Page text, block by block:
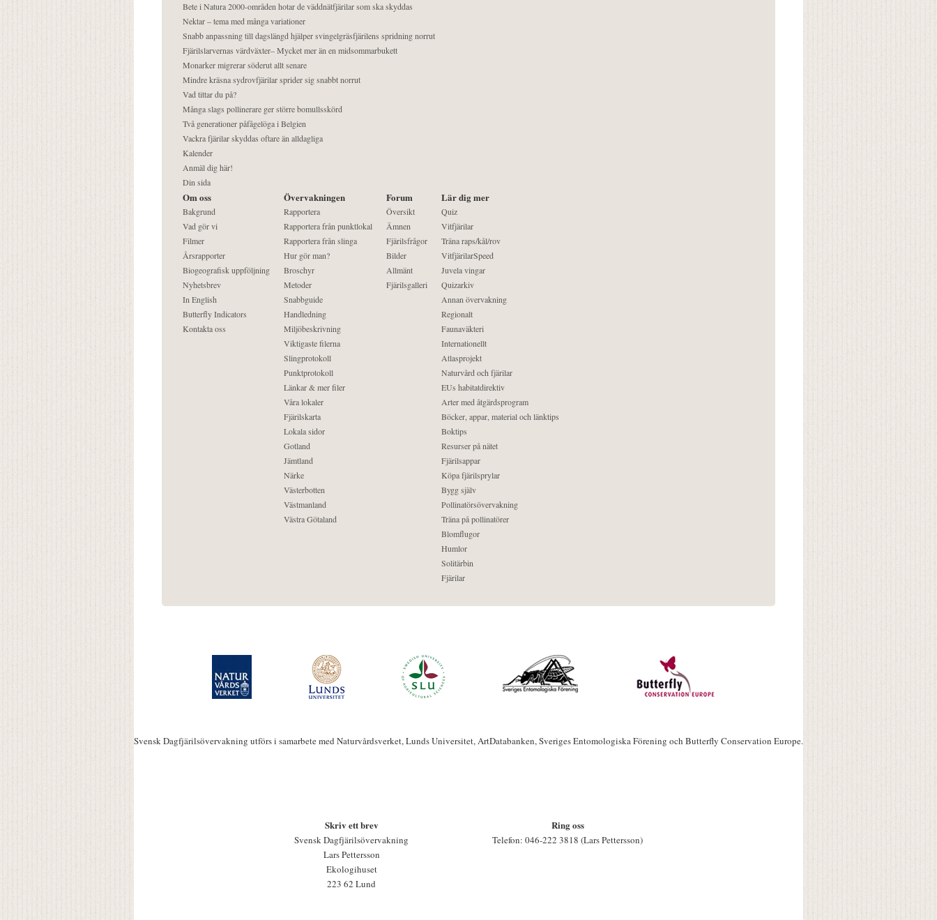
Bete i Natura 2000-områden hotar de väddnätfjärilar som ska skyddas
Nektar – tema med många variationer
Snabb anpassning till dagslängd hjälper svingelgräsfjärilens spridning norrut
Fjärilslarvernas värdväxter– Mycket mer än en midsommarbukett
Monarker migrerar söderut allt senare
Mindre kräsna sydrovfjärilar sprider sig snabbt norrut
Vad tittar du på?
Många slags pollinerare ger större bomullsskörd
Två generationer påfågelöga i Belgien
Vackra fjärilar skyddas oftare än alldagliga
Kalender
Anmäl dig här!
Din sida
Om oss
Bakgrund
Vad gör vi
Filmer
Årsrapporter
Biogeografisk uppföljning
Nyhetsbrev
In English
Butterfly Indicators
Kontakta oss
Övervakningen
Rapportera
Rapportera från punktlokal
Rapportera från slinga
Hur gör man?
Broschyr
Metoder
Snabbguide
Handledning
Miljöbeskrivning
Viktigaste filerna
Slingprotokoll
Punktprotokoll
Länkar & mer filer
Våra lokaler
Fjärilskarta
Lokala sidor
Gotland
Jämtland
Närke
Västerbotten
Västmanland
Västra Götaland
Forum
Översikt
Ämnen
Fjärilsfrågor
Bilder
Allmänt
Fjärilsgalleri
Lär dig mer
Quiz
Vitfjärilar
Träna raps/kål/rov
VitfjärilarSpeed
Juvela vingar
Quizarkiv
Annan övervakning
Regionalt
Faunaväkteri
Internationellt
Atlasprojekt
Naturvård och fjärilar
EUs habitatdirektiv
Arter med åtgärdsprogram
Böcker, appar, material och länktips
Boktips
Resurser på nätet
Fjärilsappar
Köpa fjärilsprylar
Bygg själv
Pollinatörsövervakning
Träna på pollinatörer
Blomflugor
Humlor
Solitärbin
Fjärilar
Svensk Dagfjärilsövervakning utförs i samarbete med Naturvårdsverket, Lunds Universitet, ArtDatabanken, Sveriges Entomologiska Förening och Butterfly Conservation Europe.
Skriv ett brev
Svensk Dagfjärilsövervakning
Lars Pettersson
Ekologihuset
223 62 Lund
Ring oss
Telefon: 046-222 3818 (Lars Pettersson)